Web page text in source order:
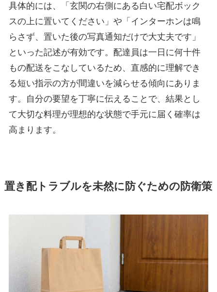
具体的には、「玄関の右側にある白い宅配ボック
スの上に置いてください」や「インターホンは鳴
らさず、置いた後の写真通知だけで大丈夫です」
といった記述が有効です。配達員は一日に何十件
もの配送をこなしているため、直感的に理解でき
る短い指示の方が間違いを減らせる傾向にありま
す。自分の要望を丁寧に伝えることで、結果とし
て大切な料理が理想的な状態で手元に届く確率は
高まります。
置き配トラブルを未然に防ぐための防衛策